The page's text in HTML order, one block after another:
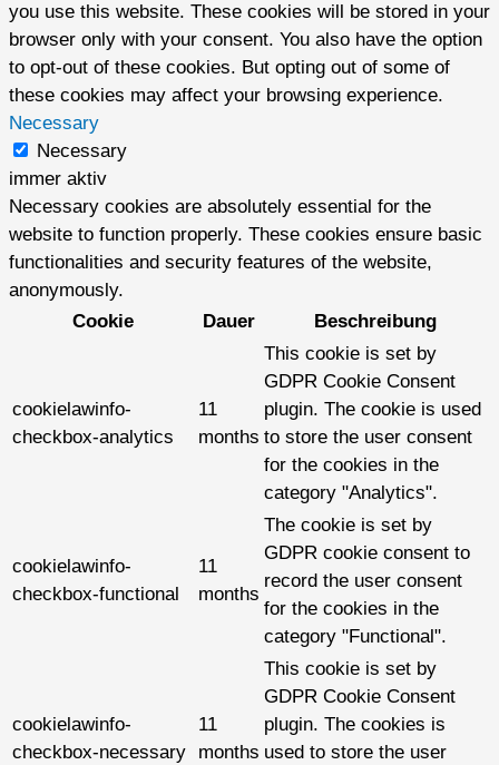
you use this website. These cookies will be stored in your
browser only with your consent. You also have the option
to opt-out of these cookies. But opting out of some of
these cookies may affect your browsing experience.
Necessary
Necessary
immer aktiv
Necessary cookies are absolutely essential for the
website to function properly. These cookies ensure basic
functionalities and security features of the website,
anonymously.
Cookie
Dauer Beschreibung
cookielawinfo-
checkbox-analytics
11
months
This cookie is set by
GDPR Cookie Consent
plugin. The cookie is used
to store the user consent
for the cookies in the
category "Analytics".
cookielawinfo-
checkbox-functional
11
months
The cookie is set by
GDPR cookie consent to
record the user consent
for the cookies in the
category "Functional".
cookielawinfo-
checkbox-necessary
11
months
This cookie is set by
GDPR Cookie Consent
plugin. The cookies is
used to store the user